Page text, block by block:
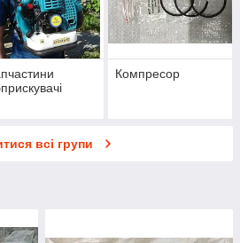
Компресор
всі групи